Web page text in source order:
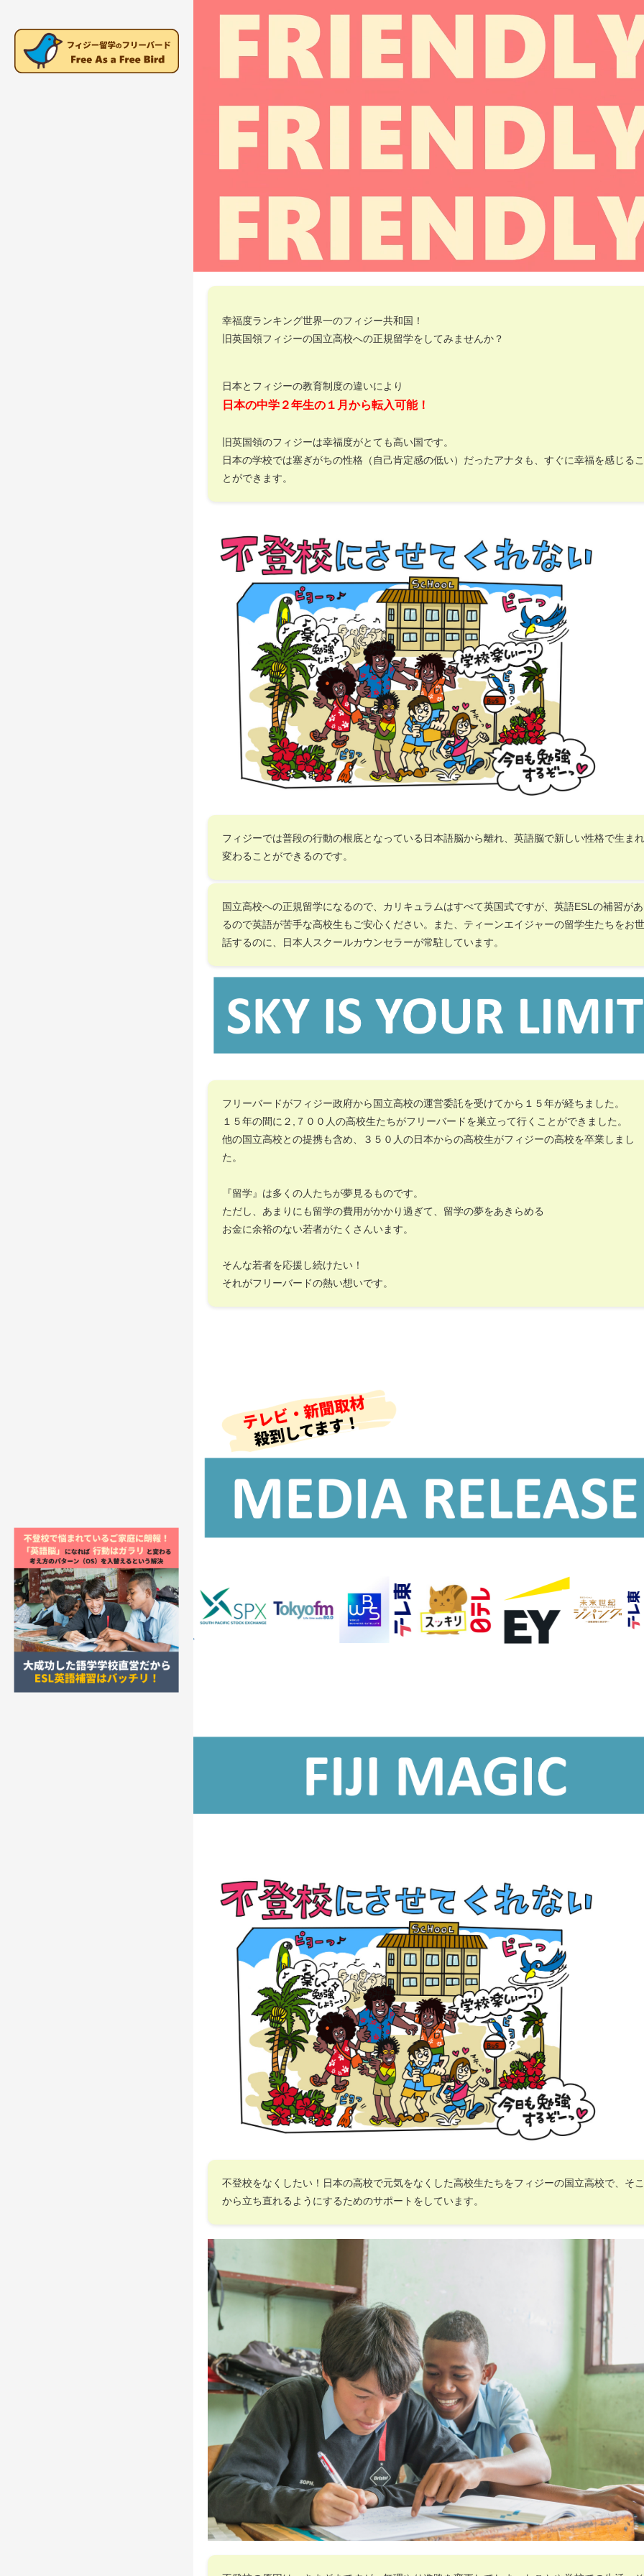
幸福度ランキング世界一のフィジー共和国！
旧英国領フィジーの国立高校への正規留学をしてみませんか？
日本とフィジーの教育制度の違いにより
日本の中学２年生の１月から転入可能！
旧英国領のフィジーは幸福度がとても高い国です。
日本の学校では塞ぎがちの性格（自己肯定感の低い）だったアナタも、すぐに幸福を感じるこ
とができます。
フィジーでは普段の行動の根底となっている日本語脳から離れ、英語脳で新しい性格で生まれ
変わることができるのです。
国立高校への正規留学になるので、カリキュラムはすべて英国式ですが、英語ESLの補習があ
るので英語が苦手な高校生もご安心ください。また、ティーンエイジャーの留学生たちをお世
話するのに、日本人スクールカウンセラーが常駐しています。
フリーバードがフィジー政府から国立高校の運営委託を受けてから１５年が経ちました。
１５年の間に２,７００人の高校生たちがフリーバードを巣立って行くことができました。
他の国立高校との提携も含め、３５０人の日本からの高校生がフィジーの高校を卒業しまし
た。
『留学』は多くの人たちが夢見るものです。
ただし、あまりにも留学の費用がかかり過ぎて、留学の夢をあきらめる
お金に余裕のない若者がたくさんいます。
そんな若者を応援し続けたい！
それがフリーバードの熱い想いです。
不登校をなくしたい！日本の高校で元気をなくした高校生たちをフィジーの国立高校で、そこ
から立ち直れるようにするためのサポートをしています。